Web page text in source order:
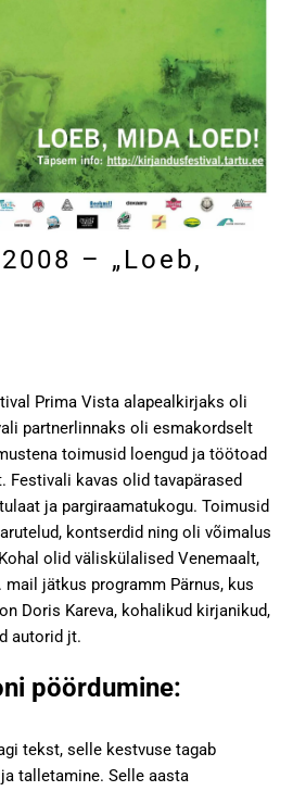
– „Loeb,
Prima Vista alapealkirjaks oli
partnerlinnaks oli esmakordselt
toimusid loengud ja töötoad
kavas olid tavapärased
ja pargiraamatukogu. Toimusid
kontserdid ning oli võimalus
olid väliskülalised Venemaalt,
jätkus programm Pärnus, kus
Doris Kareva, kohalikud kirjanikud,
autorid jt.
pöördumine:
tekst, selle kestvuse tagab
talletamine. Selle aasta